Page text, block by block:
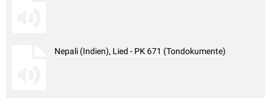
Nepali (Indien), Lied - PK 671 (Tondokumente)